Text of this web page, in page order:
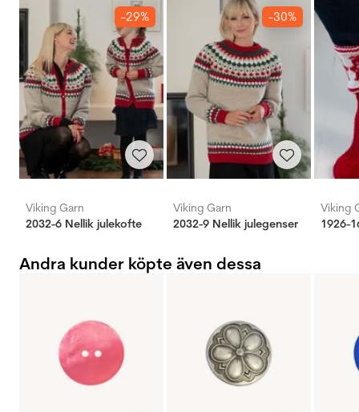
-29%
Viking Garn
2032-6 Nellik julekofte
-30%
Viking Garn
2032-9 Nellik julegenser
Viking
Andra kunder köpte även dessa